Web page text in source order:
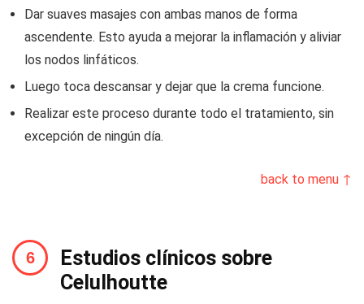
Dar suaves masajes con ambas manos de forma
ascendente. Esto ayuda a mejorar la inflamación y aliviar
los nodos linfáticos.
Luego toca descansar y dejar que la crema funcione.
Realizar este proceso durante todo el tratamiento, sin
excepción de ningún día.
back to menu ↑
Estudios clínicos sobre
Celulhoutte